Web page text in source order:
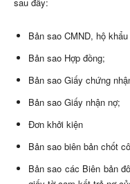
sau đây:
Bản sao CMND, hộ
Bản sao Hợp đồng;
Bản sao Giấy chứng
Bản sao Giấy nhận nợ;
Đơn khởi kiện
Bản sao biên bản chốt
Bản sao các Biên bản